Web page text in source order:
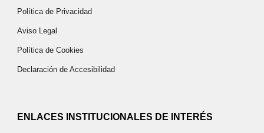
Política de Privacidad
Aviso Legal
Política de Cookies
Declaración de Accesibilidad
ENLACES INSTITUCIONALES DE INTERÉS